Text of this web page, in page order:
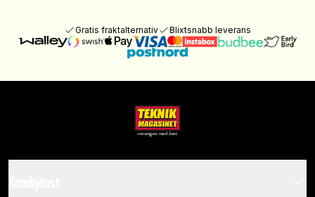
Gratis fraktalternativ Blixtsnabb leverans